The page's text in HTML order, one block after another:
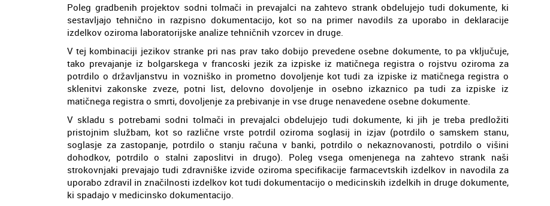
Poleg gradbenih projektov sodni tolmači in prevajalci na zahtevo strank obdelujejo tudi dokumente, ki
sestavljajo tehnično in razpisno dokumentacijo, kot so na primer navodils za uporabo in deklaracije
izdelkov oziroma laboratorijske analize tehničnih vzorcev in druge.
V tej kombinaciji jezikov stranke pri nas prav tako dobijo prevedene osebne dokumente, to pa vključuje,
tako prevajanje iz bolgarskega v francoski jezik za izpiske iz matičnega registra o rojstvu oziroma za
potrdilo o državljanstvu in vozniško in prometno dovoljenje kot tudi za izpiske iz matičnega registra o
sklenitvi zakonske zveze, potni list, delovno dovoljenje in osebno izkaznico pa tudi za izpiske iz
matičnega registra o smrti, dovoljenje za prebivanje in vse druge nenavedene osebne dokumente.
V skladu s potrebami sodni tolmači in prevajalci obdelujejo tudi dokumente, ki jih je treba predložiti
pristojnim službam, kot so različne vrste potrdil oziroma soglasij in izjav (potrdilo o samskem stanu,
soglasje za zastopanje, potrdilo o stanju računa v banki, potrdilo o nekaznovanosti, potrdilo o višini
dohodkov, potrdilo o stalni zaposlitvi in drugo). Poleg vsega omenjenega na zahtevo strank naši
strokovnjaki prevajajo tudi zdravniške izvide oziroma specifikacije farmacevtskih izdelkov in navodila za
uporabo zdravil in značilnosti izdelkov kot tudi dokumentacijo o medicinskih izdelkih in druge dokumente,
ki spadajo v medicinsko dokumentacijo.